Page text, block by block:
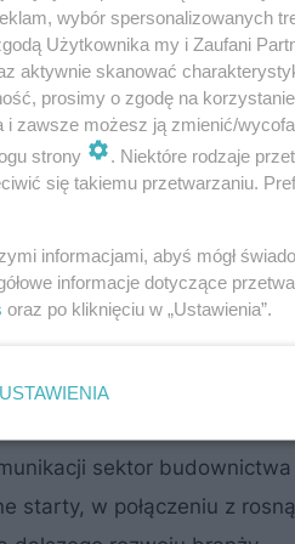
– to problem o skali
jak:
in Construction,zgodnie z
dostrzegalnych zagrożeń
sektor
starty, w połączeniu z
wybór spersonalizowanych
Użytkownika my i Zaufani
aktywnie skanować
prosimy o zgodę na
i zawsze możesz ją zmienić/
strony
. Niektóre rodzaje
się takiemu przetwarzaniu.
informacjami, abyś mógł
informacje dotyczące
oraz po kliknięciu w „Ustawienia”.
USTAWIENIA